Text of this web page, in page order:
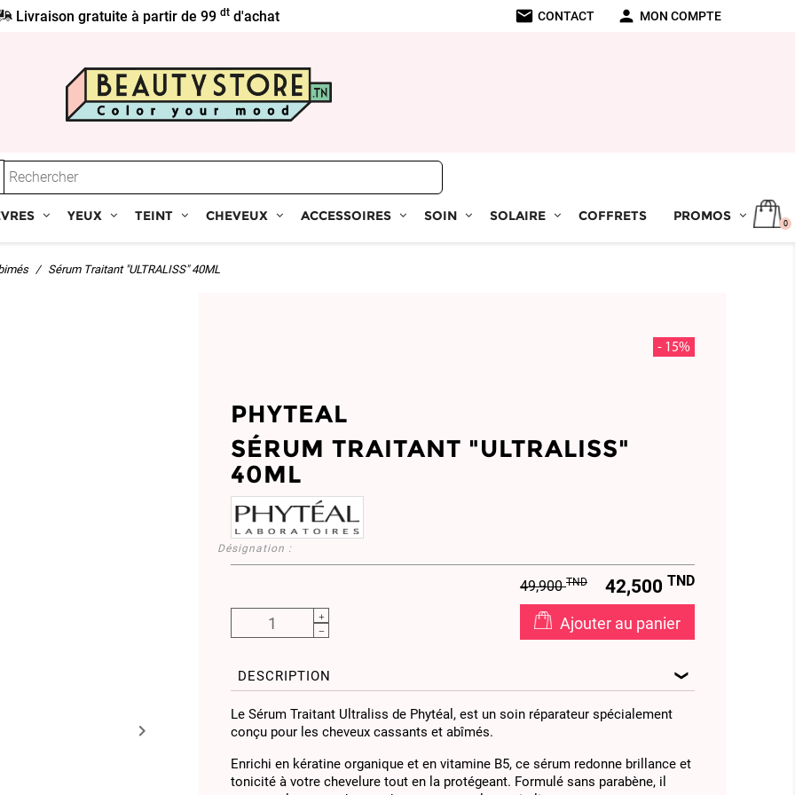
Livraison gratuite à partir de 99dt d'achat mail CONTACT person MON COMPTE
YEUX TEINT CHEVEUX ACCESSOIRES SOIN SOLAIRE COFFRETS PROMOS 0
Sérum Traitant "ULTRALISS" 40ML

- 15%
PHYTEAL
SÉRUM TRAITANT "ULTRALISS"
40ML
Désignation :
49,900TND 42,500 TND
Ajouter au panier
DESCRIPTION
Le Sérum Traitant Ultraliss de Phytéal, est un soin réparateur spécialement
conçu pour les cheveux cassants et abîmés.
Enrichi en kératine organique et en vitamine B5, ce sérum redonne brillance et
tonicité à votre chevelure tout en la protégeant. Formulé sans parabène, il